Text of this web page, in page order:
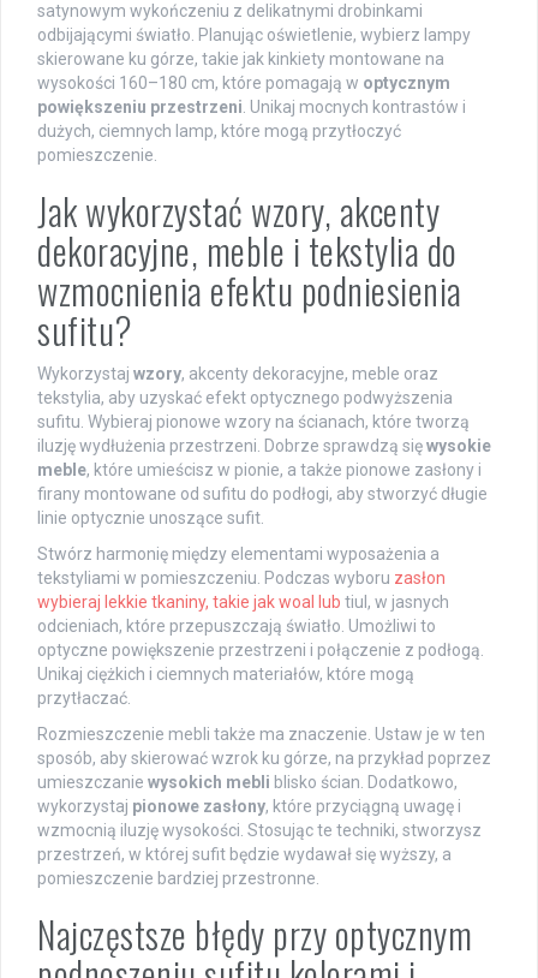
satynowym wykończeniu z delikatnymi drobinkami
odbijającymi światło. Planując oświetlenie, wybierz lampy
skierowane ku górze, takie jak kinkiety montowane na
wysokości 160–180 cm, które pomagają w optycznym
powiększeniu przestrzeni . Unikaj mocnych kontrastów i
dużych, ciemnych lamp, które mogą przytłoczyć
pomieszczenie.
Jak wykorzystać wzory, akcenty
dekoracyjne, meble i tekstylia do
wzmocnienia efektu podniesienia
sufitu?
Wykorzystaj wzory, akcenty dekoracyjne, meble oraz
tekstylia, aby uzyskać efekt optycznego podwyższenia
sufitu. Wybieraj pionowe wzory na ścianach, które tworzą
iluzję wydłużenia przestrzeni. Dobrze sprawdzą sięwysokie
meble, które umieścisz w pionie, a także pionowe zasłony i
firany montowane od sufitu do podłogi, aby stworzyć długie
linie optycznie unoszące sufit.
Stwórz harmonię między elementami wyposażenia a
tekstyliami w pomieszczeniu. Podczas wyboru zasłon
wybieraj lekkie tkaniny, takie jak woal lub tiul, w jasnych
odcieniach, które przepuszczają światło. Umożliwi to
optyczne powiększenie przestrzeni i połączenie z podłogą.
Unikaj ciężkich i ciemnych materiałów, które mogą
przytłaczać.
Rozmieszczenie mebli także ma znaczenie. Ustaw je w ten
sposób, aby skierować wzrok ku górze, na przykład poprzez
umieszczanie wysokich mebli blisko ścian. Dodatkowo,
wykorzystaj pionowe zasłony, które przyciągną uwagę i
wzmocnią iluzję wysokości. Stosując te techniki, stworzysz
przestrzeń, w której sufit będzie wydawał się wyższy, a
pomieszczenie bardziej przestronne.
Najczęstsze błędy przy optycznym